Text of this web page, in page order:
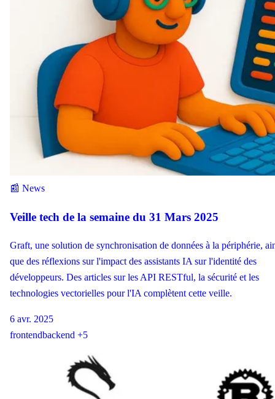
📰 News
Veille tech de la semaine du 31 Mars 2025
Graft, une solution de synchronisation de données à la périphérie,
que des réflexions sur l'impact des assistants IA sur l'identité des
développeurs. Des articles sur les API RESTful, la sécurité et les
technologies vectorielles pour l'IA complètent cette veille.
6 avr. 2025
frontendbackend +5